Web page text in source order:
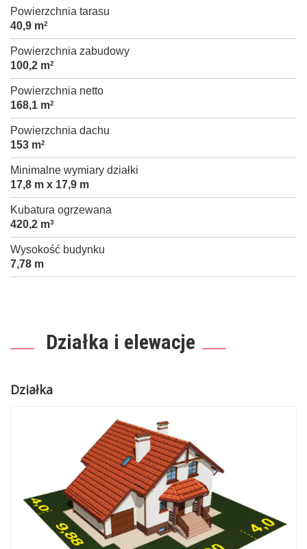
Powierzchnia tarasu
40,9 m2
Powierzchnia zabudowy
100,2 m2
Powierzchnia netto
168,1 m2
Powierzchnia dachu
153 m2
Minimalne wymiary działki
17,8 m x 17,9 m
Kubatura ogrzewana
420,2 m3
Wysokość budynku
7,78 m
Działka i elewacje
Działka